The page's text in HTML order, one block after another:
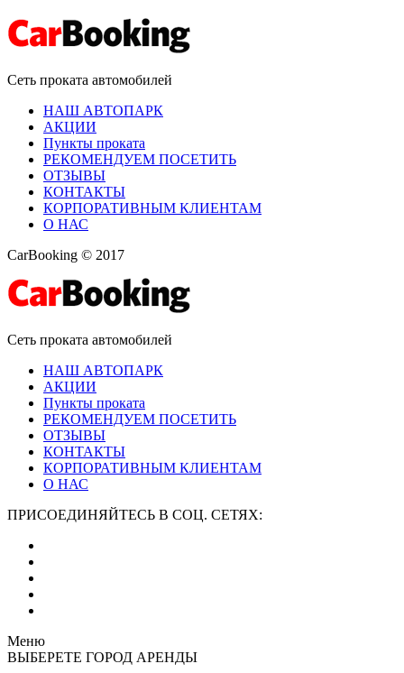
Сеть проката автомобилей
НАШ АВТОПАРК
АКЦИИ
Пункты проката
РЕКОМЕНДУЕМ ПОСЕТИТЬ
ОТЗЫВЫ
КОНТАКТЫ
КОРПОРАТИВНЫМ КЛИЕНТАМ
О НАС
CarBooking © 2017
Сеть проката автомобилей
НАШ АВТОПАРК
АКЦИИ
Пункты проката
РЕКОМЕНДУЕМ ПОСЕТИТЬ
ОТЗЫВЫ
КОНТАКТЫ
КОРПОРАТИВНЫМ КЛИЕНТАМ
О НАС
ПРИСОЕДИНЯЙТЕСЬ В СОЦ. СЕТЯХ:
Меню
ВЫБЕРЕТЕ ГОРОД АРЕНДЫ